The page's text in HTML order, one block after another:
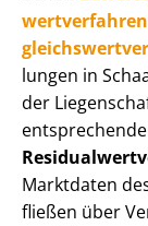
wert­ver­fah­ren
lun­gen in
der
Marktdaten
fließen über